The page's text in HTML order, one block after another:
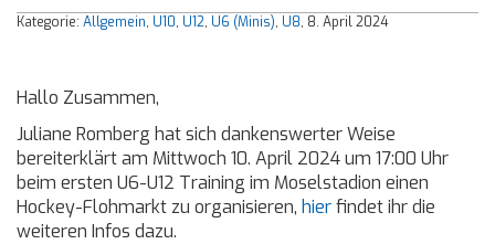
Kategorie: Allgemein, U10, U12, U6 (Minis), U8, 8. April 2024
Hallo Zusammen,
Juliane Romberg hat sich dankenswerter Weise
bereiterklärt am Mittwoch 10. April 2024 um 17:00 Uhr
beim ersten U6-U12 Training im Moselstadion einen
Hockey-Flohmarkt zu organisieren, hierfindet ihr die
weiteren Infos dazu.